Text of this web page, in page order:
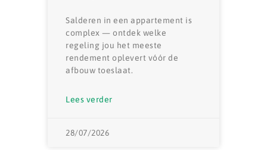
Salderen in een appartement is
complex — ontdek welke
regeling jou het meeste
rendement oplevert vóór de
afbouw toeslaat.
Lees verder
28/07/2026